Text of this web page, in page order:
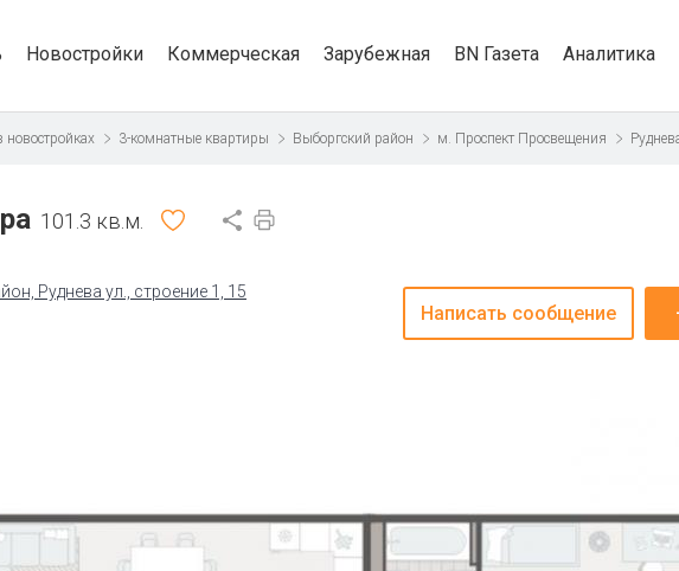
Новостройки Коммерческая Зарубежная BN Газета Аналитика
3-комнатные квартиры Выборгский район м. Проспект Просвещения
101.3 кв.м.
Руднева ул., строение 1, 15
Написать сообщение